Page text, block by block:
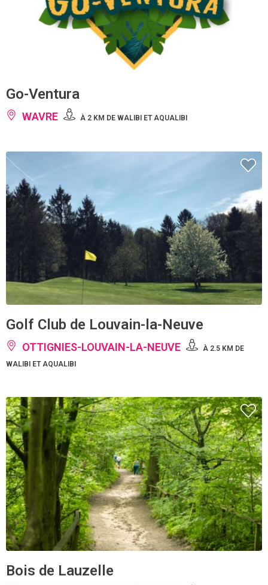
Go-Ventura
WAVRE À 2 KM DE WALIBI ET AQUALIBI
Golf Club de Louvain-la-Neuve
OTTIGNIES-LOUVAIN-LA-NEUVE
À 2.5 KM DE
WALIBI ET AQUALIBI
Bois de Lauzelle